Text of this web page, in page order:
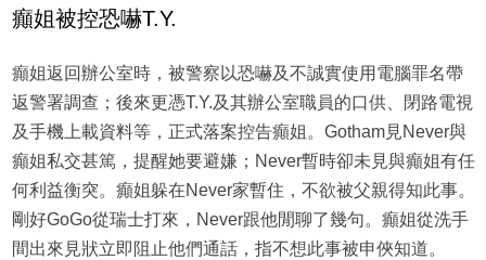
癲姐被控恐嚇T.Y.
癲姐返回辦公室時，被警察以恐嚇及不誠實使用電腦罪名帶
返警署調查；後來更憑T.Y.及其辦公室職員的口供、閉路電視
及手機上載資料等，正式落案控告癲姐。Gotham見Never與
癲姐私交甚篤，提醒她要避嫌；Never暫時卻未見與癲姐有任
何利益衡突。癲姐躲在Never家暫住，不欲被父親得知此事。
剛好GoGo從瑞士打來，Never跟他閒聊了幾句。癲姐從洗手
間出來見狀立即阻止他們通話，指不想此事被申俠知道。